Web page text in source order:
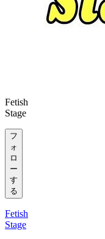
Fetish
Stage
フ
ォ
ロ
ー
す
る
Fetish
Stage